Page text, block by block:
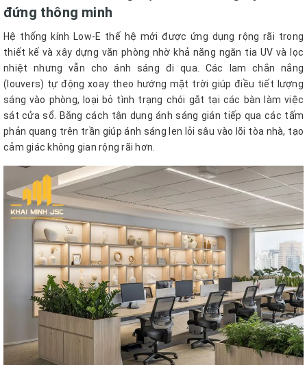
đứng thông minh
Hệ thống kính Low-E thế hệ mới được ứng dụng rộng rãi trong
thiết kế và xây dựng văn phòng nhờ khả năng ngăn tia UV và lọc
nhiệt nhưng vẫn cho ánh sáng đi qua. Các lam chắn nắng
(louvers) tự động xoay theo hướng mặt trời giúp điều tiết lượng
sáng vào phòng, loại bỏ tình trạng chói gắt tại các bàn làm việc
sát cửa sổ. Bằng cách tận dụng ánh sáng gián tiếp qua các tấm
phản quang trên trần giúp ánh sáng len lỏi sâu vào lõi tòa nhà, tạo
cảm giác không gian rộng rãi hơn.